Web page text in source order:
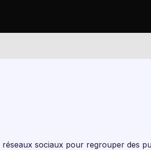
sociaux pour regrouper des